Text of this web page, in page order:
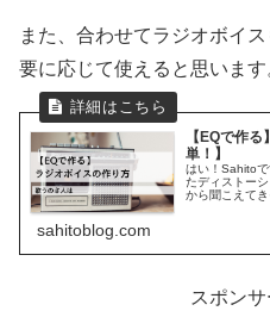
また、合わせてラジオボイ
要に応じて使えると思います
【EQで作
単！】
はい！Sahitoで
たディストー
から聞こえて
sahitoblog.com
スポン